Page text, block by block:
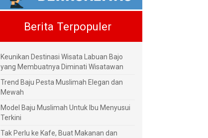
Berita Terpopuler
Keunikan Destinasi Wisata Labuan Bajo
yang Membuatnya Diminati Wisatawan
Trend Baju Pesta Muslimah Elegan dan
Mewah
Model Baju Muslimah Untuk Ibu Menyusui
Terkini
Tak Perlu ke Kafe, Buat Makanan dan